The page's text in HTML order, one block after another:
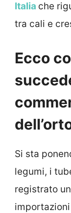
Italia che
tra cali e
Ecco
Si sta
legumi, i
registrato
importazioni